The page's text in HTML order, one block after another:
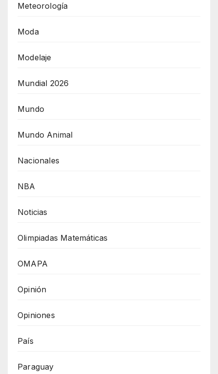
Meteorología
Moda
Modelaje
Mundial 2026
Mundo
Mundo Animal
Nacionales
NBA
Noticias
Olimpiadas Matemáticas
OMAPA
Opinión
Opiniones
País
Paraguay